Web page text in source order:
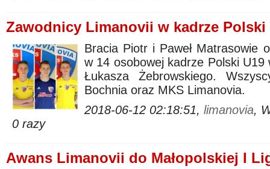
Zawodnicy Limanovii w kadrze
Bracia Piotr i Paweł Matrasowie
w 14 osobowej kadrze Polski U19
Łukasza Żebrowskiego.
Bochnia oraz MKS Limanovia.
2018-06-12 02:18:51, limanovia,
0 razy
Awans Limanovii do Małopolskiej I